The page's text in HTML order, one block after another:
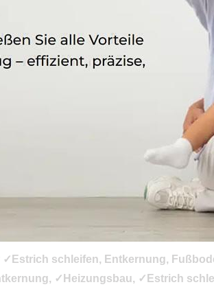
schleifen, Entkernung,
✓Heizungsbau, ✓Estrich